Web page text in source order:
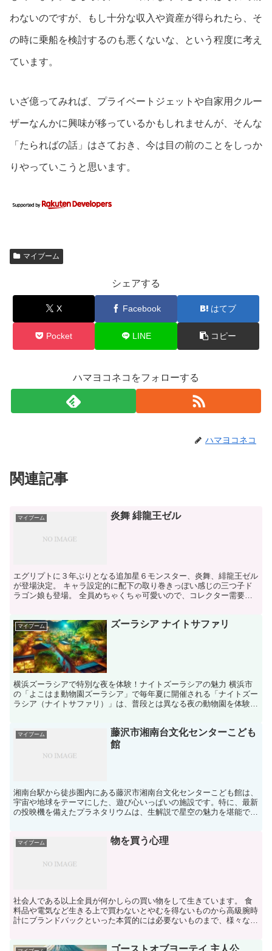
わないのですが、もし十分な収入や資産が得られたら、そ
の時に乗船を検討するのも悪くないな、という程度に考え
ています。
いざ億ってみれば、プライベートジェットや自家用クルー
ザーなんかに興味が移っているかもしれませんが、そんな
「たらればの話」はさておき、今は目の前のことをしっか
りやっていこうと思います。
マイブーム
シェアする
X Facebook はてブ
Pocket LINE コピー
ハマヨコネコをフォローする
ハマヨコネコ
関連記事
マイブーム 炎舞 緋龍王ゼル
エグリプトに３年ぶりとなる追加星６モンスター、炎舞、緋龍王ゼル
が登場決定。 キャラ設定的に配下の取り巻きっぽい感じの三つ子ド
ラゴン娘も登場。 全員めちゃくちゃ可愛いので、コレクター需要も
マイブーム ズーラシア ナイトサファリ
横浜ズーラシアで特別な夜を体験！ナイトズーラシアの魅力 横浜市
の「よこはま動物園ズーラシア」で毎年夏に開催される「ナイトズー
ラシア（ナイトサファリ）」は、普段とは異なる夜の動物園を体験で
マイブーム
藤沢市湘南台文化センターこども
館
湘南台駅から徒歩圏内にある藤沢市湘南台文化センターこども館は、
宇宙や地球をテーマにした、遊び心いっぱいの施設です。特に、最新
の投映機を備えたプラネタリウムは、生解説で星空の魅力を堪能でき
マイブーム 物を買う心理
社会人である以上全員が何かしらの買い物をして生きています。 食
料品や電気など生きる上で買わないとやむを得ないものから高級腕時
計にブランドバックといった本質的には必要ないものまで、様々な買